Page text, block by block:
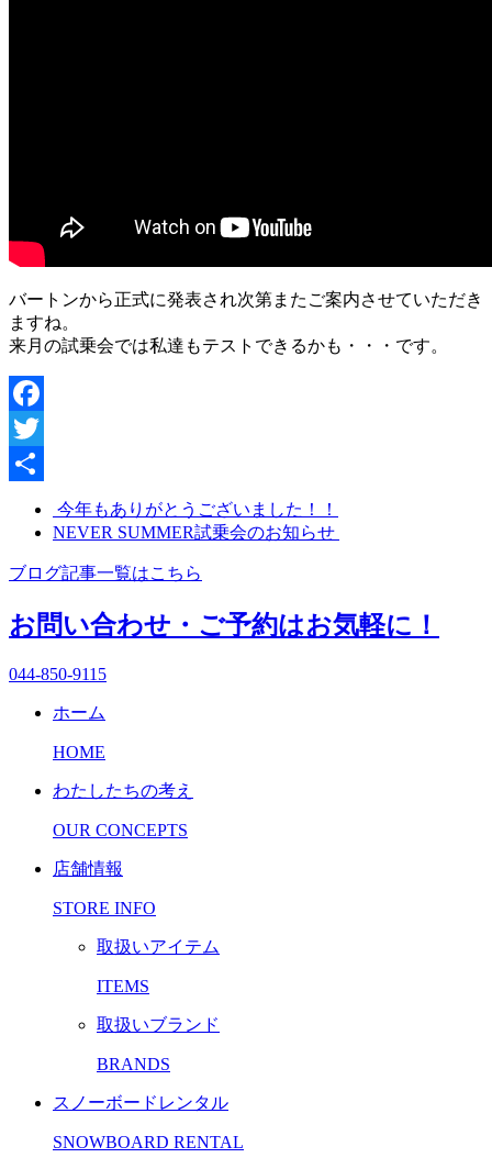
バートンから正式に発表され次第またご案内させていただき
ますね。
来月の試乗会では私達もテストできるかも・・・です。
Facebook
Twitter
今年もありがとうございました！！
NEVER SUMMER試乗会のお知らせ
ブログ記事一覧はこちら
お問い合わせ・ご予約はお気軽に！
044-850-9115
ホーム
HOME
わたしたちの考え
OUR CONCEPTS
店舗情報
STORE INFO
取扱いアイテム
ITEMS
取扱いブランド
BRANDS
スノーボードレンタル
SNOWBOARD RENTAL